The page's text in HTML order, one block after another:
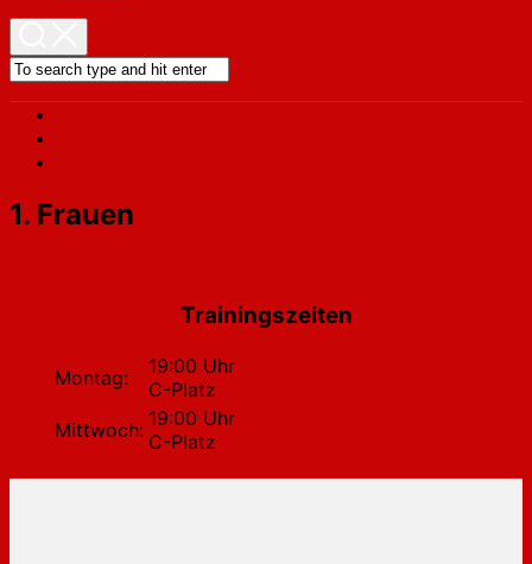
1. Frauen
Trainingszeiten
Montag:
19:00 Uhr
C-Platz
Mittwoch: 19:00 Uhr
C-Platz